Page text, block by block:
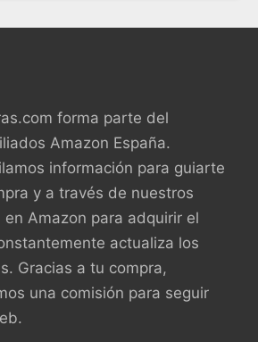
forma parte del
Amazon España.
información para guiarte
y a través de nuestros
Amazon para adquirir el
actualiza los
Gracias a tu compra,
una comisión para seguir